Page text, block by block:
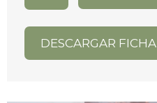
DESCARGAR FICHA